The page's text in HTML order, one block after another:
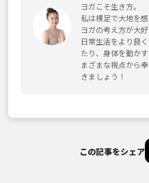
ヨガこそ生き方。
私は裸足で大地を
ヨガの考え方が大好
日常生活をより良
たり、身体を動か
まざまな視点から
きましょう！
この記事をシェア